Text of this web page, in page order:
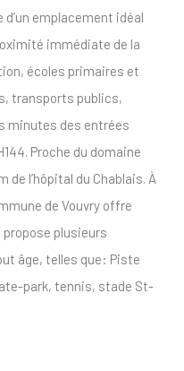
emplacement idéal
immédiate de la
écoles primaires et
transports publics,
minutes des entrées
Proche du domaine
de l’hôpital du Chablais. À
de Vouvry offre
plusieurs
âge, telles que: Piste
park, tennis, stade St-